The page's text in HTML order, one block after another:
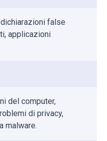
false
applicazioni
del computer,
di privacy,
malware.